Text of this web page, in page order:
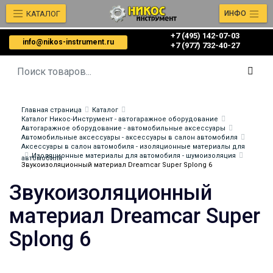
info@nikos-instrument.ru
+7 (495) 142-07-03
‎‎+7 (977) 732-40-27
КАТАЛОГ ИНФО
Главная страница
Каталог
Каталог Никос-Инструмент - автогаражное оборудование
Автогаражное оборудование - автомобильные аксессуары
Автомобильные аксессуары - аксессуары в салон автомобиля
Аксессуары в салон автомобиля - изоляционные материалы для
автомобиля
Изоляционные материалы для автомобиля - шумоизоляция
Звукоизоляционный материал Dreamcar Super Splong 6
Звукоизоляционный
материал Dreamcar Super
Splong 6